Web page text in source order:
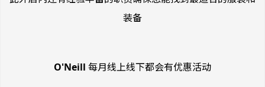
装备
O'Neill 每月线上线下都会有优惠活动